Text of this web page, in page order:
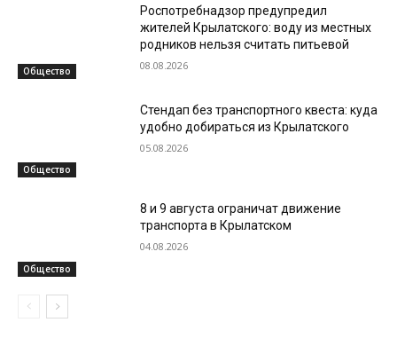
Общество
Роспотребнадзор предупредил
жителей Крылатского: воду из местных
родников нельзя считать питьевой
08.08.2026
Общество
Стендап без транспортного квеста: куда
удобно добираться из Крылатского
05.08.2026
Общество
8 и 9 августа ограничат движение
транспорта в Крылатском
04.08.2026